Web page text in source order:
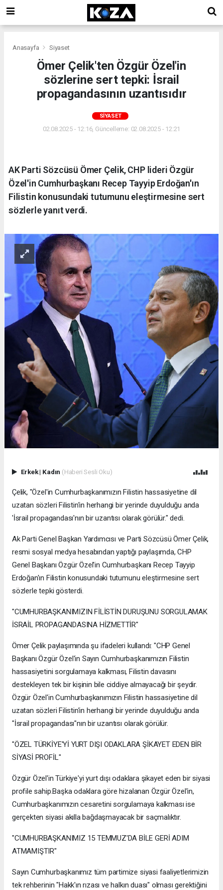
Anasayfa Siyaset
Ömer Çelik'ten Özgür Özel'in
sözlerine sert tepki: İsrail
propagandasının uzantısıdır
SIYASET
02.08.2025 - 12:16, Güncelleme: 02.08.2025 - 12:21
AK Parti Sözcüsü Ömer Çelik, CHP lideri Özgür
Özel'in Cumhurbaşkanı Recep Tayyip Erdoğan'ın
Filistin konusundaki tutumunu eleştirmesine sert
sözlerle yanıt verdi.
Erkek| Kadın (Haberi Sesli Oku)
Çelik, "Özel'in Cumhurbaşkanımızın Filistin hassasiyetine dil
uzatan sözleri Filistin'in herhangi bir yerinde duyulduğu anda
'İsrail propagandası'nın bir uzantısı olarak görülür." dedi.
Ak Parti Genel Başkan Yardımcısı ve Parti Sözcüsü Ömer Çelik,
resmi sosyal medya hesabından yaptığı paylaşımda, CHP
Genel Başkanı Özgür Özel'in Cumhurbaşkanı Recep Tayyip
Erdoğan'ın Filistin konusundaki tutumunu eleştirmesine sert
sözlerle tepki gösterdi.
"CUMHURBAŞKANIMIZIN FİLİSTİN DURUŞUNU SORGULAMAK
İSRAİL PROPAGANDASINA HİZMETTİR"
Ömer Çelik paylaşımında şu ifadeleri kullandı: "CHP Genel
Başkanı Özgür Özel'in Sayın Cumhurbaşkanımızın Filistin
hassasiyetini sorgulamaya kalkması, Filistin davasını
destekleyen tek bir kişinin bile ciddiye almayacağı bir şeydir.
Özgür Özel'in Cumhurbaşkanımızın Filistin hassasiyetine dil
uzatan sözleri Filistin'in herhangi bir yerinde duyulduğu anda
"İsrail propagandası"nın bir uzantısı olarak görülür.
"ÖZEL TÜRKİYE'Yİ YURT DIŞI ODAKLARA ŞİKAYET EDEN BİR
SİYASİ PROFİL"
Özgür Özel'in Türkiye'yi yurt dışı odaklara şikayet eden bir siyasi
profile sahip.Başka odaklara göre hizalanan Özgür Özel'in,
Cumhurbaşkanımızın cesaretini sorgulamaya kalkması ise
gerçekten siyasi akılla bağdaşmayacak bir saçmalıktır.
"CUMHURBAŞKANIMIZ 15 TEMMUZ'DA BİLE GERİ ADIM
ATMAMIŞTIR"
Sayın Cumhurbaşkanımız tüm partimize siyasi faaliyetlerimizin
tek rehberinin "Hakk'ın rızası ve halkın duası" olması gerektiğini